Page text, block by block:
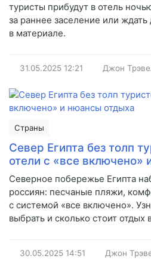
туристы прибудут в отель
за раннее заселение или
в материале.
31.05.2025 12:21 Джон
Страны
Север Египта без толп
отели с «все включено»
Северное побережье Египта
россиян: песчаные пляжи,
с системой «все включено».
выбрать и сколько стоит отдых
30.05.2025 14:51 Джон